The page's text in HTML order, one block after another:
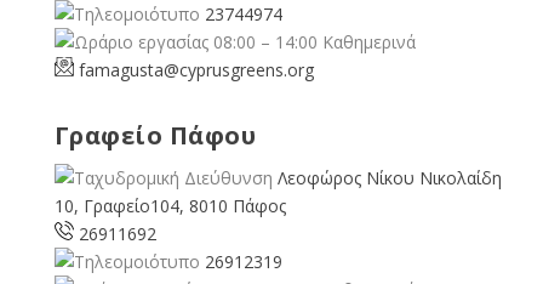
23744974
08:00 – 14:00 Καθημερινά
famagusta@cyprusgreens.org
Γραφείο Πάφου
Λεοφώρος Νίκου Νικολαίδη
10, Γραφείο104, 8010 Πάφος
26911692
26912319